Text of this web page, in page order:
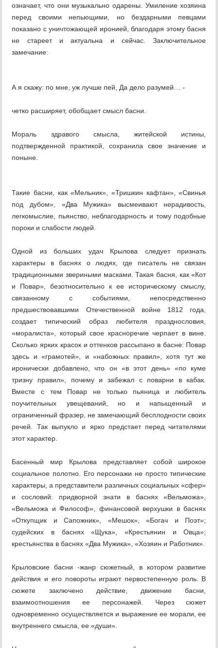
означает, что они музыкально одарены. Умиление хозяина
перед своими непьющими, но бездарными певцами
показано с уничтожающей иронией, благодаря этому басня
не стареет и актуальна и сейчас. Заключительное
замечание:
А я скажу: по мне, уж лучше пей, Да дело разумей… -
четко расширяет, обобщает смысл басни.
Мораль здравого смысла, житейской истины,
подтвержденной практикой, сохранила свое значение и
поныне.
Такие басни, как «Мельник», «Тришкин кафтан», «Свинья
под дубом», «Два Мужика» высмеивают нерадивость,
легкомыслие, пьянство, неблагодарность и тому подобные
пороки и слабости людей.
Одной из больших удач Крылова следует признать
характеры в баснях о людях, где писатель не связан
традиционными звериными масками. Такая басня, как «Кот
и Повар», безотносительно к ее историческому смыслу,
связанному с событиями, непосредственно
предшествовавшими Отечественной войне 1812 года,
создает типический образ любителя празднословия,
«моралиста», который свое красноречие черпает в вине.
Сколько ярких красок и оттенков рассыпано в басне: Повар
здесь и «грамотей», и «набожных правил», хотя тут же
иронически добавлено, что он «в этот день» «по куме
тризну правил», почему и забежал с поварни в кабак.
Вместе с тем Повар не только пьяница и любитель
поучительных увещеваний, но и напыщенный и
ограниченный фразер, не замечающий бесплодности своих
речей. Так выпукло и ярко предстает перед читателями
этот характер.
Басенный мир Крылова представляет собой широкое
социальное полотно. Его персонажи не просто типические
характеры, а представители различных социальных «сфер»
и сословий: придворной знати в баснях «Вельможа»,
«Вельможа и Философ», финансовой верхушки в баснях
«Откупщик и Сапожник», «Мешок», «Богач и Поэт»;
судейских в баснях «Щука», «Крестьянин и Овца»;
крестьянства в баснях «Два Мужика», «Хозяин и Работник».
Крыловские басни -жанр сюжетный, в котором развитие
действия и его повороты играют первостепенную роль. В
сюжете заключено действие, движение басни,
взаимоотношения ее персонажей. Через сюжет
одновременно осуществляется и выражение ее морали, ее
внутреннего смысла, ее «души».